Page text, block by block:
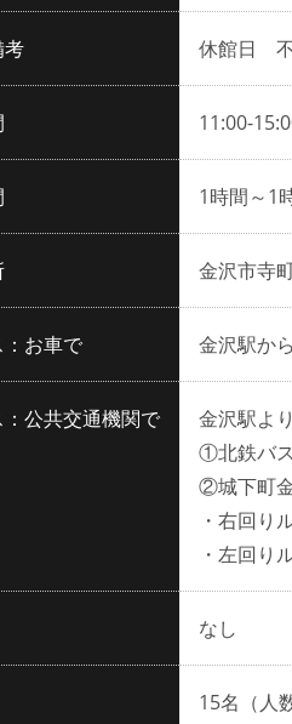
考 休館日 不
11:00-
1時間～1
金沢市寺
お車で 金沢駅か
公共交通機関で
金沢駅よ
①北鉄バ
②城下町
・右回
・左回
なし
15名（人